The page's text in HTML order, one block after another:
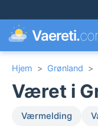
Vaereti.
Hjem > Grønland >
Været i
Værmelding